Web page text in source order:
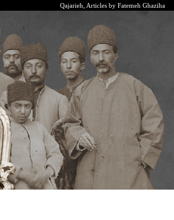
Qajarieh, Articles by Fatemeh Ghaziha